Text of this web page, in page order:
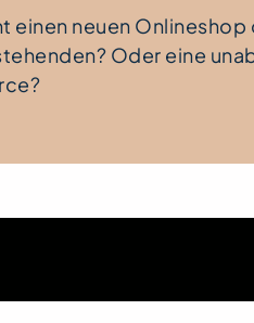
einen neuen
Oder eine